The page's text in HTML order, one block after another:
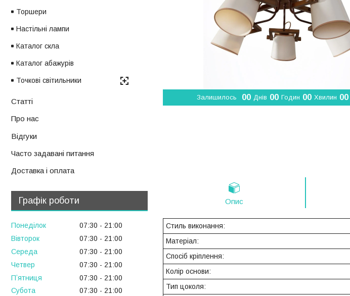
Залишилось 00 Днів 00 Годин 00 Хвилин 00
Опис
Стиль виконання:
Матеріал:
Спосіб кріплення:
Колір основи:
Тип цоколя:
Торшери
Настільні лампи
Каталог скла
Каталог абажурів
Точкові світильники
Статті
Про нас
Відгуки
Часто задавані питання
Доставка і оплата
Графік роботи
Понеділок 07:30
21:00
Вівторок
07:30
21:00
Середа
07:30
21:00
Четвер
07:30
21:00
Пʼятниця
07:30
21:00
Субота
07:30
21:00